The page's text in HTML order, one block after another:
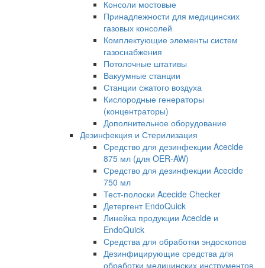
Консоли мостовые
Принадлежности для медицинских
газовых консолей
Комплектующие элементы систем
газоснабжения
Потолочные штативы
Вакуумные станции
Станции сжатого воздуха
Кислородные генераторы
(концентраторы)
Дополнительное оборудование
Дезинфекция и Стерилизация
Средство для дезинфекции Acecide
875 мл (для OER-AW)
Средство для дезинфекции Acecide
750 мл
Тест-полоски Acecide Checker
Детергент EndoQuick
Линейка продукции Acecide и
EndoQuick
Средства для обработки эндоскопов
Дезинфицирующие средства для
обработки медицинских инструментов